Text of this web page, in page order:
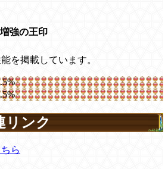
強の王印
を掲載しています。
リンク
ら